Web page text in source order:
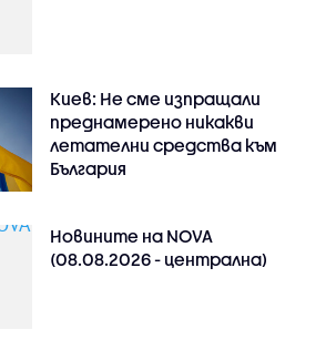
Киев: Не сме изпращали
преднамерено никакви
летателни средства към
България
Новините на NOVA
(08.08.2026 - централна)